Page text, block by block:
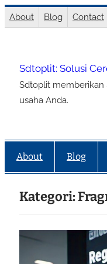
Lewati
ke
About Blog Contact
Sdtoplit: Solusi
Sdtoplit memberikan
usaha Anda.
About Blog
Kategori: